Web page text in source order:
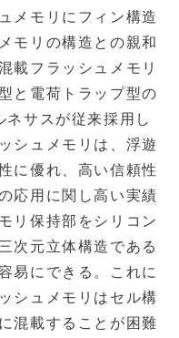
メモリにフィン構造
モリの構造との親和
載フラッシュメモリ
と電荷トラップ型の
サスが従来採用し
シュメモリは、浮遊
に優れ、高い信頼性
応用に関し高い実績
リ保持部をシリコン
次元立体構造である
易にできる。これに
シュメモリはセル構
混載することが困難